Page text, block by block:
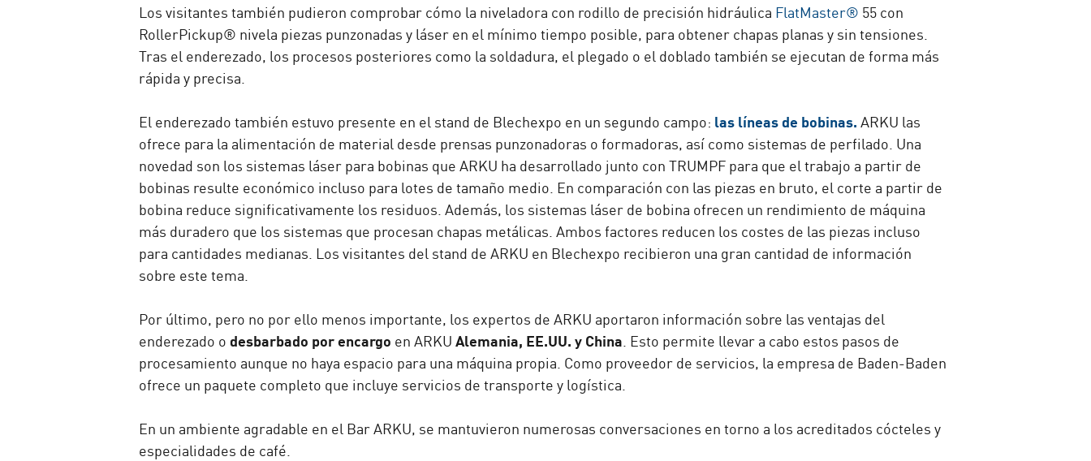
Los visitantes también pudieron comprobar cómo la niveladora con rodillo de precisión hidráulica FlatMaster® 55 con
RollerPickup® nivela piezas punzonadas y láser en el mínimo tiempo posible, para obtener chapas planas y sin tensiones.
Tras el enderezado, los procesos posteriores como la soldadura, el plegado o el doblado también se ejecutan de forma más
rápida y precisa.
El enderezado también estuvo presente en el stand de Blechexpo en un segundo campo: las líneas de bobinas.ARKU las
ofrece para la alimentación de material desde prensas punzonadoras o formadoras, así como sistemas de perfilado. Una
novedad son los sistemas láser para bobinas que ARKU ha desarrollado junto con TRUMPF para que el trabajo a partir de
bobinas resulte económico incluso para lotes de tamaño medio. En comparación con las piezas en bruto, el corte a partir de
bobina reduce significativamente los residuos. Además, los sistemas láser de bobina ofrecen un rendimiento de máquina
más duradero que los sistemas que procesan chapas metálicas. Ambos factores reducen los costes de las piezas incluso
para cantidades medianas. Los visitantes del stand de ARKU en Blechexpo recibieron una gran cantidad de información
sobre este tema.
Por último, pero no por ello menos importante, los expertos de ARKU aportaron información sobre las ventajas del
enderezado o desbarbado por encargo en ARKUAlemania, EE.UU. y China . Esto permite llevar a cabo estos pasos de
procesamiento aunque no haya espacio para una máquina propia. Como proveedor de servicios, la empresa de Baden-Baden
ofrece un paquete completo que incluye servicios de transporte y logística.
En un ambiente agradable en el Bar ARKU, se mantuvieron numerosas conversaciones en torno a los acreditados cócteles y
especialidades de café.